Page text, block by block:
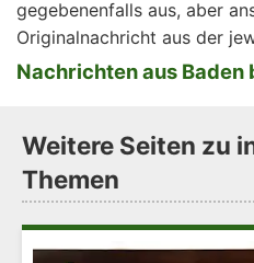
gegebenenfalls aus, aber
Originalnachricht aus der
Nachrichten aus Baden
Weitere Seiten zu
Themen